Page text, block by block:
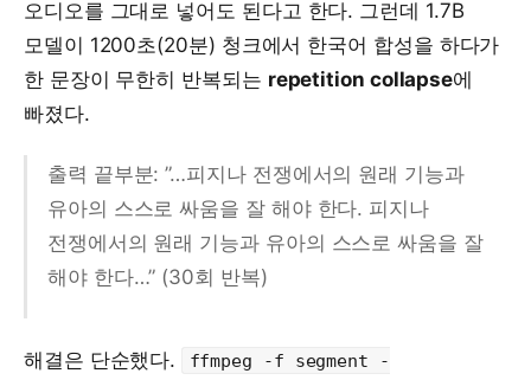
오디오를 그대로 넣어도 된다고 한다. 그런데 1.7B
모델이 1200초(20분) 청크에서 한국어 합성을 하다가
한 문장이 무한히 반복되는 repetition collapse에
빠졌다.
출력 끝부분: ”…피지나 전쟁에서의 원래 기능과
유아의 스스로 싸움을 잘 해야 한다. 피지나
전쟁에서의 원래 기능과 유아의 스스로 싸움을 잘
해야 한다…” (30회 반복)
해결은 단순했다.
ffmpeg -f segment -